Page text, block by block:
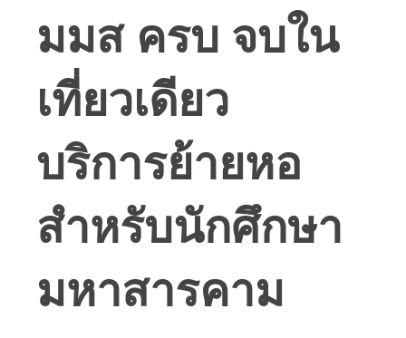
มมส ครบ จบใน
เที่ยวเดียว
บริการย้ายหอ
สำหรับนักศึกษา
มหาสารคาม